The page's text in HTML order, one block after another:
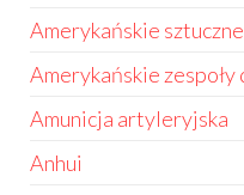
Amerykańskie
Amerykańskie
Amunicja artyleryjska
Anhui